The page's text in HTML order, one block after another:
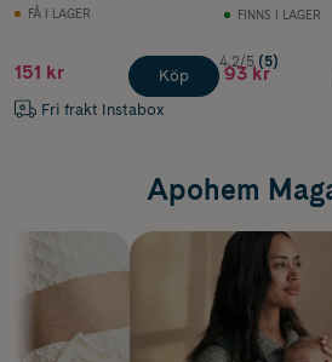
FÅ I LAGER
151 kr
Fri frakt Instabox
Köp
FINNS I LAGER
4.2/5 (5)
93 kr
Apohem